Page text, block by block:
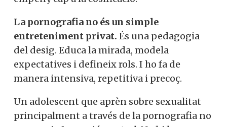
La pornografia no és un simple
entreteniment privat. És una pedagogia
del desig. Educa la mirada, modela
expectatives i defineix rols. I ho fa de
manera intensiva, repetitiva i precoç.
Un adolescent que aprèn sobre sexualitat
principalment a través de la pornografia no